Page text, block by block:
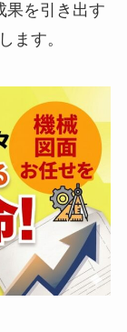
果を引き出す
ます。